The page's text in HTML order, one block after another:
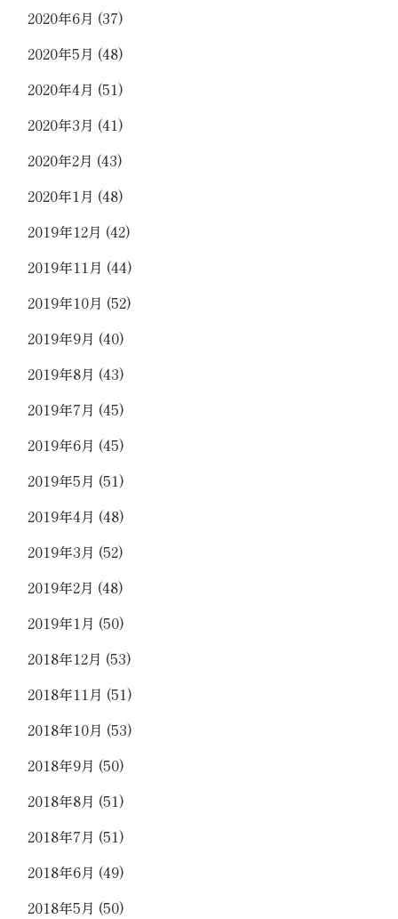
2020年6月 (37)
2020年5月 (48)
2020年4月 (51)
2020年3月 (41)
2020年2月 (43)
2020年1月 (48)
2019年12月 (42)
2019年11月 (44)
2019年10月 (52)
2019年9月 (40)
2019年8月 (43)
2019年7月 (45)
2019年6月 (45)
2019年5月 (51)
2019年4月 (48)
2019年3月 (52)
2019年2月 (48)
2019年1月 (50)
2018年12月 (53)
2018年11月 (51)
2018年10月 (53)
2018年9月 (50)
2018年8月 (51)
2018年7月 (51)
2018年6月 (49)
2018年5月 (50)